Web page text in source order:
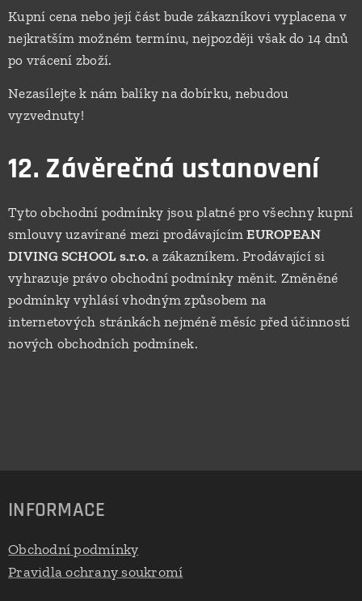
Kupní cena nebo její část bude zákazníkovi vyplacena v
nejkratším možném termínu, nejpozději však do 14 dnů
po vrácení zboží.
Nezasílejte k nám balíky na dobírku, nebudou
vyzvednuty!
12. Závěrečná ustanovení
Tyto obchodní podmínky jsou platné pro všechny kupní
smlouvy uzavírané mezi prodávajícímEUROPEAN
DIVING SCHOOL s.r.o. a zákazníkem. Prodávající si
vyhrazuje právo obchodní podmínky měnit. Změněné
podmínky vyhlásí vhodným způsobem na
internetových stránkách nejméně měsíc před účinností
nových obchodních podmínek.
INFORMACE
Obchodní podmínky
Pravidla ochrany soukromí